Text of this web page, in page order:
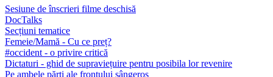
Sesiune de înscrieri filme deschisă
DocTalks
Secțiuni tematice
Femeie/Mamă - Cu ce preț?
#occident - o privire critică
Dictaturi - ghid de supraviețuire pentru posibila lor revenire
Pe ambele părți ale frontului sângeros